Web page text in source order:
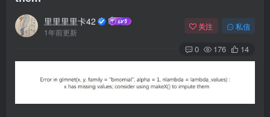
里里里里卡42
1年前更新
关注 私信
0 176 14